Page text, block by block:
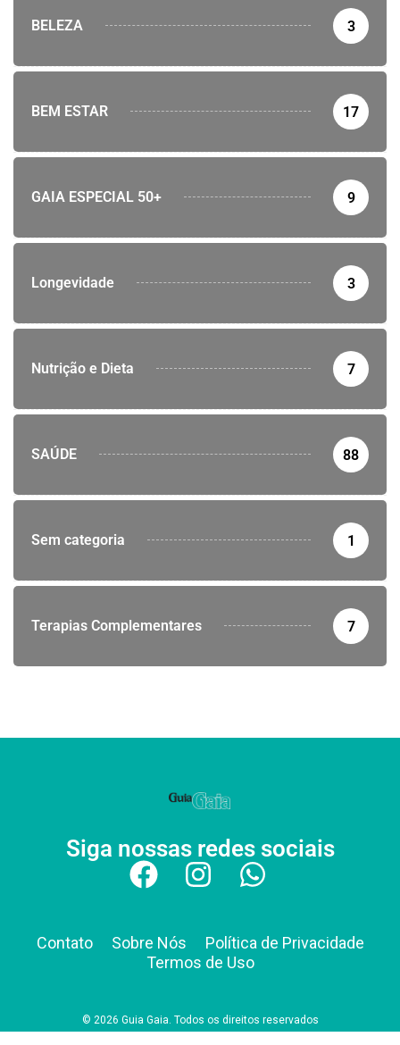
BELEZA 3
BEM ESTAR 17
GAIA ESPECIAL 50+ 9
Longevidade 3
Nutrição e Dieta 7
SAÚDE 88
Sem categoria 1
Terapias Complementares 7
Siga nossas redes sociais
Contato Sobre Nós
Política de Privacidade
Termos de Uso
© 2026 Guia Gaia. Todos os direitos reservados